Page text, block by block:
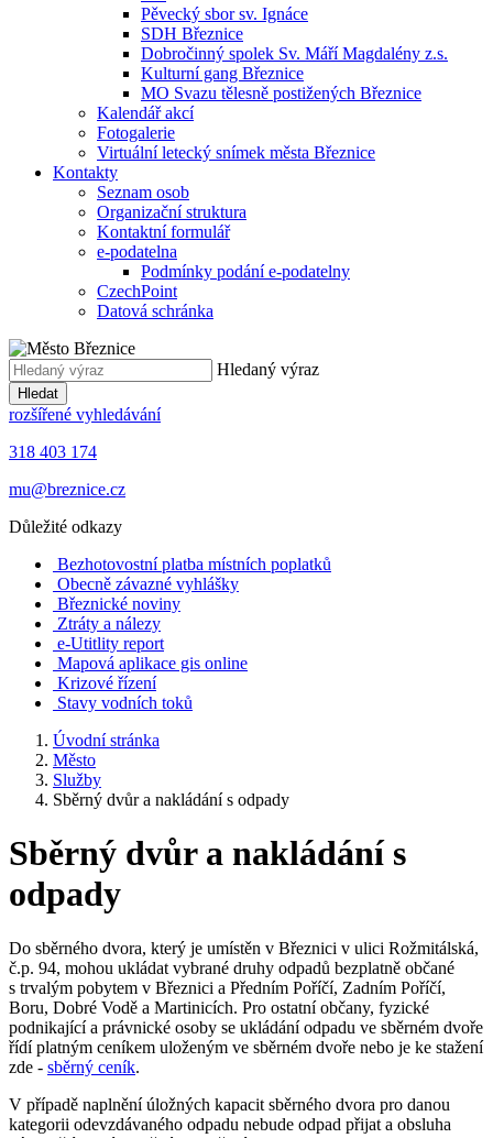
Pěvecký sbor sv. Ignáce
SDH Březnice
Dobročinný spolek Sv. Máří Magdalény z.s.
Kulturní gang Březnice
MO Svazu tělesně postižených Březnice
Kalendář akcí
Fotogalerie
Virtuální letecký snímek města Březnice
Kontakty
Seznam osob
Organizační struktura
Kontaktní formulář
e-podatelna
Podmínky podání e-podatelny
CzechPoint
Datová schránka
Hledaný výraz
Hledat
rozšířené vyhledávání
318 403 174
mu@breznice.cz
Důležité odkazy
Bezhotovostní platba místních poplatků
Obecně závazné vyhlášky
Březnické noviny
Ztráty a nálezy
e-Utitlity report
Mapová aplikace gis online
Krizové řízení
Stavy vodních toků
Úvodní stránka
Město
Služby
Sběrný dvůr a nakládání s odpady
Sběrný dvůr a nakládání s
odpady
Do sběrného dvora, který je umístěn v Březnici v ulici Rožmitálská,
č.p. 94, mohou ukládat vybrané druhy odpadů bezplatně občané
s trvalým pobytem v Březnici a Předním Poříčí, Zadním Poříčí,
Boru, Dobré Vodě a Martinicích. Pro ostatní občany, fyzické
podnikající a právnické osoby se ukládání odpadu ve sběrném dvoře
řídí platným ceníkem uloženým ve sběrném dvoře nebo je ke stažení
zde - sběrný ceník.
V případě naplnění úložných kapacit sběrného dvora pro danou
kategorii odevzdávaného odpadu nebude odpad přijat a obsluha